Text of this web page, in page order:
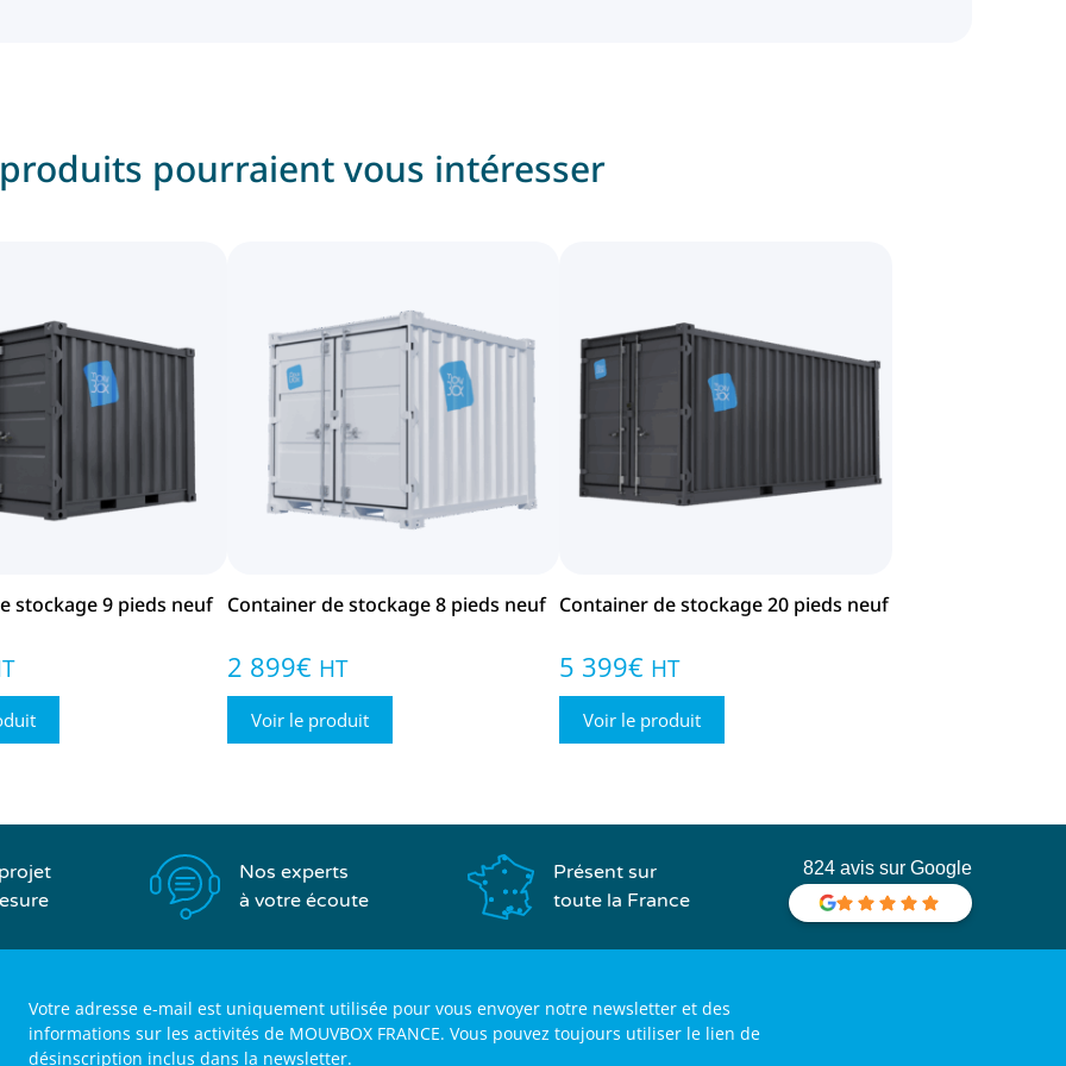
pourraient vous intéresser
stockage 9 pieds neuf Container de stockage 8 pieds neuf
2 899€ HT
Voir le produit
Container de stockage 20 pieds neuf
5 399€ HT
Voir le produit
Nos experts
à votre écoute
Présent sur
toute la France
824 avis sur Google
Votre adresse e-mail est uniquement utilisée pour vous envoyer notre newsletter et des
informations sur les activités de MOUVBOX FRANCE. Vous pouvez toujours utiliser le lien de
désinscription inclus dans la newsletter.